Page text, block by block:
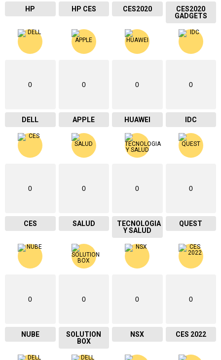
HP HP CES CES2020
CES2020
GADGETS
0
DELL
0
APPLE
0
HUAWEI
0
IDC
0
CES
0
SALUD
0
TECNOLOGIA
Y SALUD
0
QUEST
0
NUBE
0
SOLUTION
BOX
0
NSX
0
CES 2022